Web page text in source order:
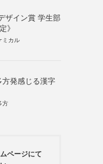
ザイン賞 学生部
》
ミカル
方発感じる漢字
方
ページにて